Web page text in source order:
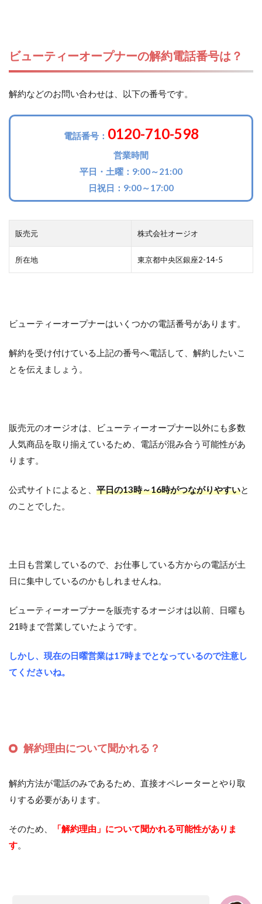
ビューティーオープナーの解約電話番号は？
解約などのお問い合わせは、以下の番号です。
電話番号： 0120-710-598
営業時間
平日・土曜：9:00～21:00
日祝日：9:00～17:00
販売元 株式会社オージオ
所在地 東京都中央区銀座2-14-5
ビューティーオープナーはいくつかの電話番号があります。
解約を受け付けている上記の番号へ電話して、解約したいこ
とを伝えましょう。
販売元のオージオは、ビューティーオープナー以外にも多数
人気商品を取り揃えているため、電話が混み合う可能性があ
ります。
公式サイトによると、 平日の13時～16時がつながりやすいと
のことでした。
土日も営業しているので、お仕事している方からの電話が土
日に集中しているのかもしれませんね。
ビューティーオープナーを販売するオージオは以前、日曜も
21時まで営業していたようです。
しかし、現在の日曜営業は17時までとなっているので注意し
てくださいね。
解約理由について聞かれる？
解約方法が電話のみであるため、直接オペレーターとやり取
りする必要があります。
そのため、
「解約理由」について聞かれる可能性がありま
す。